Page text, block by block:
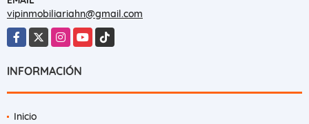
vipinmobiliariahn@gmail.com
Facebook
X InstagramYouTubeTikTok
INFORMACIÓN
Inicio